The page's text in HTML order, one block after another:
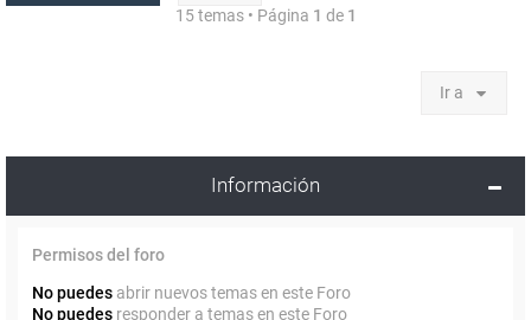
15 temas • Página 1 de 1
Ir a
Información
Permisos del foro
No puedes abrir nuevos temas en este Foro
No puedes responder a temas en este Foro